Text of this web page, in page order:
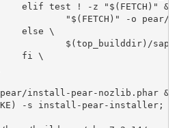
elif test ! -z "$(FETCH)"
"$(FETCH)" -o pear/
else \
$(top_builddir)/
fi \
install-pear-nozlib.phar
-s install-pear-installer; \